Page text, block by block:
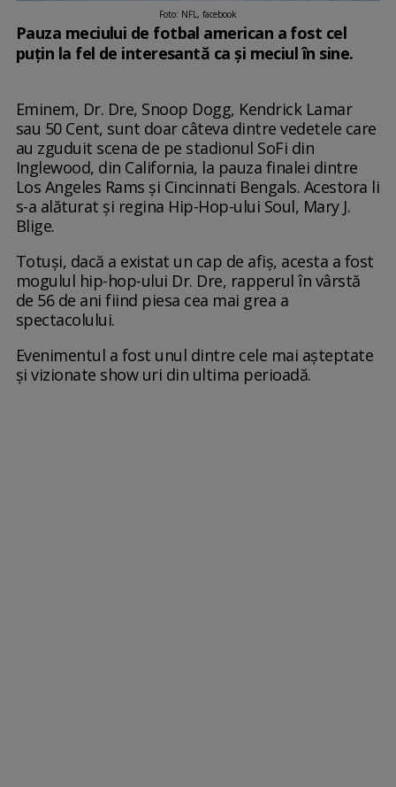
Foto: NFL, facebook
Pauza meciului de fotbal american a fost cel
puțin la fel de interesantă ca și meciul în sine.
Eminem, Dr. Dre, Snoop Dogg, Kendrick Lamar
sau 50 Cent, sunt doar câteva dintre vedetele care
au zguduit scena de pe stadionul SoFi din
Inglewood, din California, la pauza finalei dintre
Los Angeles Rams și Cincinnati Bengals. Acestora li
s-a alăturat și regina Hip-Hop-ului Soul, Mary J.
Blige.
Totuși, dacă a existat un cap de afiș, acesta a fost
mogulul hip-hop-ului Dr. Dre, rapperul în vârstă
de 56 de ani fiind piesa cea mai grea a
spectacolului.
Evenimentul a fost unul dintre cele mai așteptate
și vizionate show uri din ultima perioadă.